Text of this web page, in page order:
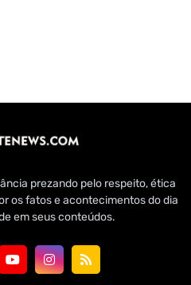
prezando pelo respeito, ética
os fatos e acontecimentos do dia
em seus conteúdos.